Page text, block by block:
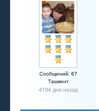
Сообщений: 67
Ташкент
4194 дня назад